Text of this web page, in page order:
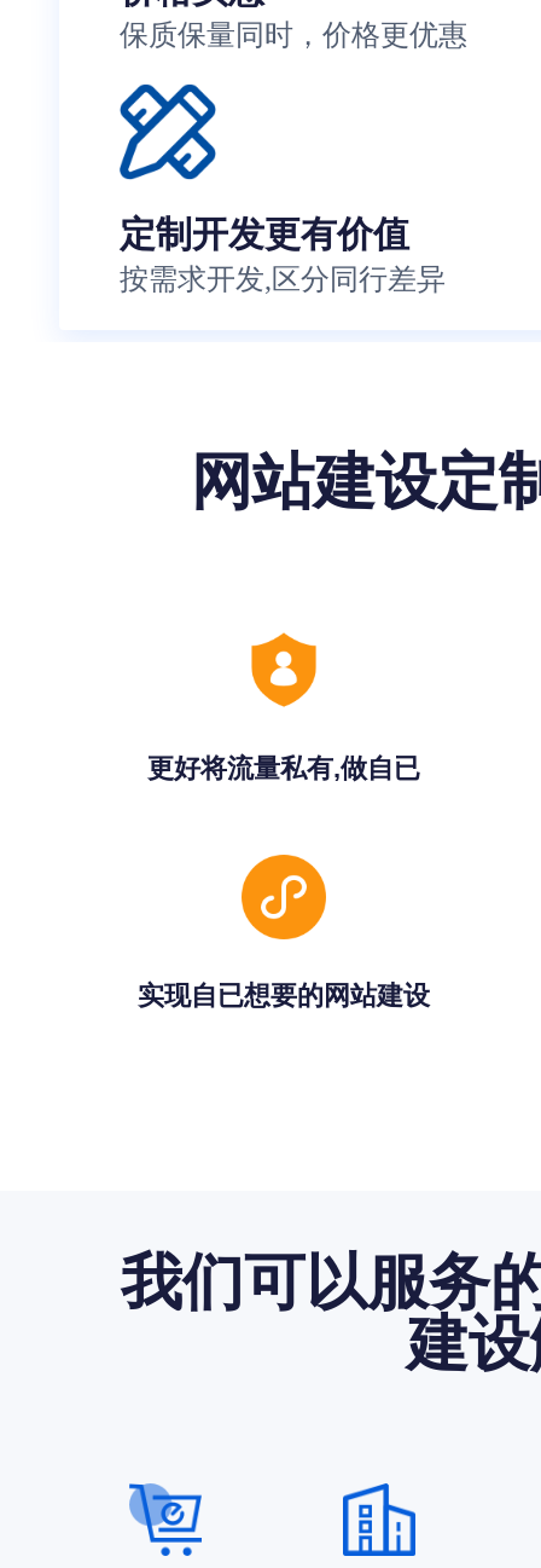
保质保量同时，价格更优惠
定制开发更有价值
按需求开发,区分同行差异
网站建设定
更好将流量私有,做自已
实现自已想要的网站建设
我们可以服务
建